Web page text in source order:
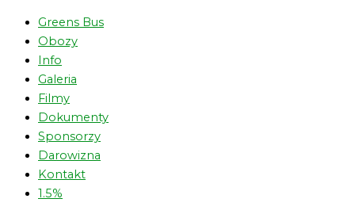
Greens Bus
Obozy
Info
Galeria
Filmy
Dokumenty
Sponsorzy
Darowizna
Kontakt
1.5%